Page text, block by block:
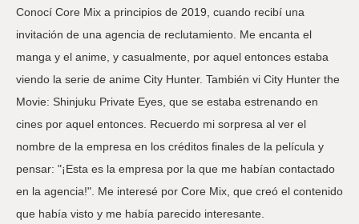
Conocí Core Mix a principios de 2019, cuando recibí una
invitación de una agencia de reclutamiento. Me encanta el
manga y el anime, y casualmente, por aquel entonces estaba
viendo la serie de anime City Hunter. También vi City Hunter the
Movie: Shinjuku Private Eyes, que se estaba estrenando en
cines por aquel entonces. Recuerdo mi sorpresa al ver el
nombre de la empresa en los créditos finales de la película y
pensar: "¡Esta es la empresa por la que me habían contactado
en la agencia!". Me interesé por Core Mix, que creó el contenido
que había visto y me había parecido interesante.